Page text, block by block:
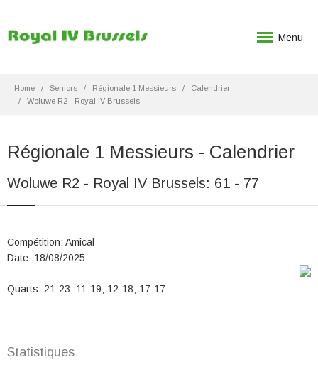
Menu
Home Seniors Régionale 1 Messieurs
Calendrier
Woluwe R2 - Royal IV Brussels
Régionale 1 Messieurs - Calendrier
Woluwe R2 - Royal IV Brussels: 61 - 77
Compétition: Amical
Date: 18/08/2025
Quarts: 21-23; 11-19; 12-18; 17-17
Statistiques